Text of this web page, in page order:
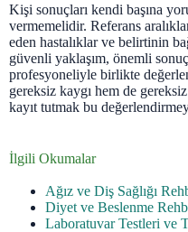
Kişi sonuçları kendi başına
vermemelidir. Referans
eden hastalıklar ve belirtinin
güvenli yaklaşım, önemli
profesyoneliyle birlikte
gereksiz kaygı hem de
kayıt tutmak bu
İlgili Okumalar
Ağız ve Diş Sağlığı
Diyet ve Beslenme
Laboratuvar Testleri ve